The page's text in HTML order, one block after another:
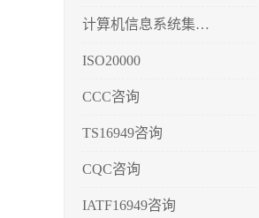
计算机信息系统集成3/4/5
ISO20000
CCC咨询
TS16949咨询
CQC咨询
IATF16949咨询